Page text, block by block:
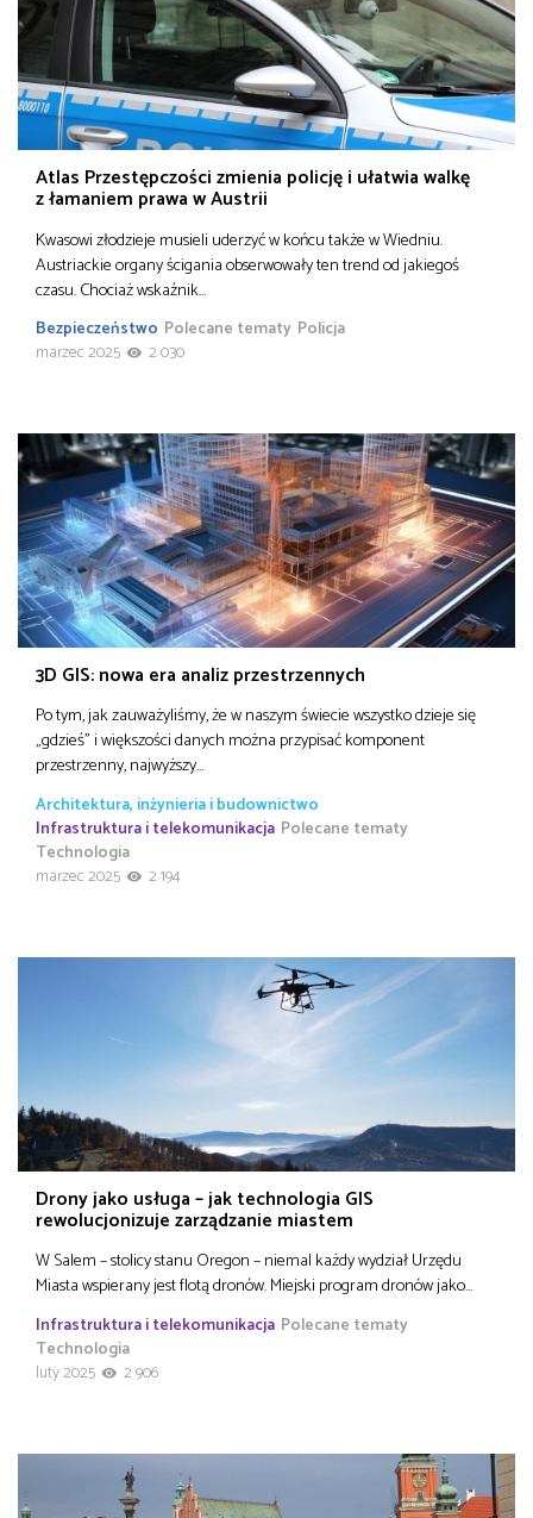
Atlas Przestępczości zmienia policję i ułatwia walkę
z łamaniem prawa w Austrii
Kwasowi złodzieje musieli uderzyć w końcu także w Wiedniu.
Austriackie organy ścigania obserwowały ten trend od jakiegoś
czasu. Chociaż wskaźnik…
Bezpieczeństwo Polecane tematy Policja
marzec 2025
2 030
3D GIS: nowa era analiz przestrzennych
Po tym, jak zauważyliśmy, że w naszym świecie wszystko dzieje się
„gdzieś” i większości danych można przypisać komponent
przestrzenny, najwyższy…
Architektura, inżynieria i budownictwo
Infrastruktura i telekomunikacja Polecane tematy
Technologia
marzec 2025
2 194
Drony jako usługa – jak technologia GIS
rewolucjonizuje zarządzanie miastem
W Salem – stolicy stanu Oregon – niemal każdy wydział Urzędu
Miasta wspierany jest flotą dronów. Miejski program dronów jako…
Infrastruktura i telekomunikacja Polecane tematy
Technologia
luty 2025
2 906